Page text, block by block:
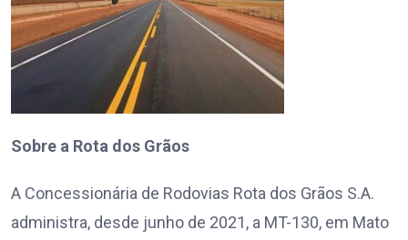
Sobre a Rota dos Grãos
A Concessionária de Rodovias Rota dos Grãos S.A.
administra, desde junho de 2021, a MT-130, em Mato